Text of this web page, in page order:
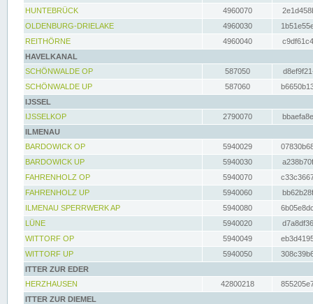
HUNTEBRÜCK
4960070
OLDENBURG-DRIELAKE
4960030
REITHÖRNE
4960040
HAVELKANAL
SCHÖNWALDE OP
587050
SCHÖNWALDE UP
587060
IJSSEL
IJSSELKOP
2790070
ILMENAU
BARDOWICK OP
5940029
BARDOWICK UP
5940030
FAHRENHOLZ OP
5940070
FAHRENHOLZ UP
5940060
ILMENAU SPERRWERK AP
5940080
LÜNE
5940020
WITTORF OP
5940049
WITTORF UP
5940050
ITTER ZUR EDER
HERZHAUSEN
42800218
ITTER ZUR DIEMEL